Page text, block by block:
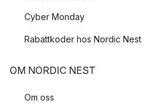
Cyber Monday
Rabattkoder hos Nordic Nest
OM NORDIC NEST
Om oss